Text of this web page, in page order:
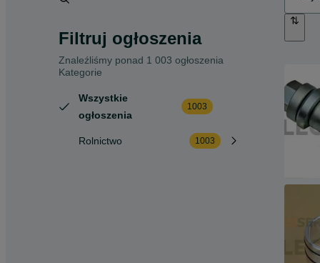
Filtruj ogłoszenia
Znaleźliśmy ponad 1 003 ogłoszenia
Kategorie
Wszystkie
ogłoszenia
1003
Rolnictwo 1003